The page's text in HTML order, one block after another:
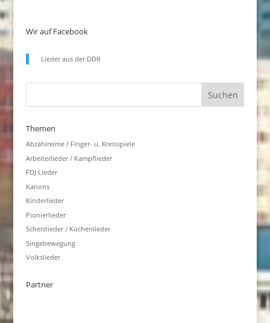
Wir auf Facebook
Lieder aus der DDR
Themen
Abzählreime / Finger- u. Kreisspiele
Arbeiterlieder / Kampflieder
FDJ Lieder
Kanons
Kinderlieder
Pionierlieder
Scherzlieder / Küchenlieder
Singebewegung
Volkslieder
Partner